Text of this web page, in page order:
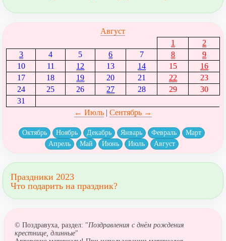
Август
1
2
3
4 5 6 7 8
9
10
11 12 13 14 15
16
17
18 19 20 21 22
23
24
25 26 27 28 29
30
31
← Июль| Сентябрь →
Октябрь Ноябрь Декабрь Январь Февраль
Март
Апрель
Май Июнь Июль Август
Праздники 2023
Что подарить на праздник?
© Поздравуха, раздел: "Поздравления с днём рождения
крестнице, длинные"